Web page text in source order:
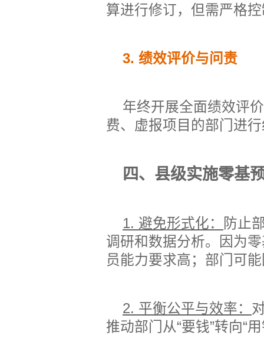
算进行修订，但需严格
3. 绩效评价与问责
年终开展全面绩效评
费、虚报项目的部门进
四、县级实施零基
1. 避免形式化：
防止
调研和数据分析。因为
员能力要求高；部门可
2. 平衡公平与效率：
推动部门从“要钱”转向“